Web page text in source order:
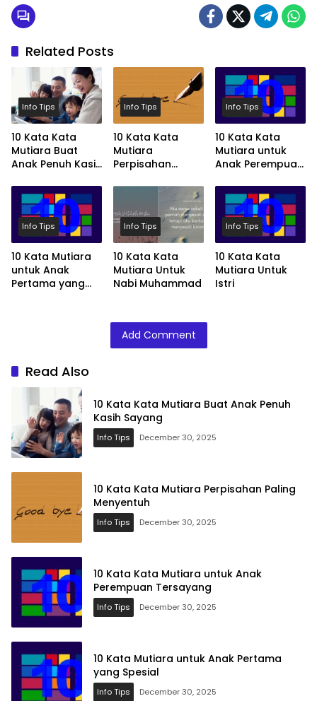
Related Posts
Info Tips
10 Kata Kata
Mutiara Buat
Anak Penuh Kasih
Info Tips
10 Kata Kata
Mutiara
Perpisahan
Info Tips
10 Kata Kata
Mutiara untuk
Anak Perempuan
Info Tips
10 Kata Mutiara
untuk Anak
Pertama yang
Info Tips
10 Kata Kata
Mutiara Untuk
Nabi Muhammad
Info Tips
10 Kata Kata
Mutiara Untuk
Istri
Add Comment
Read Also
10 Kata Kata Mutiara Buat Anak Penuh
Kasih Sayang
Info Tips December 30, 2025
10 Kata Kata Mutiara Perpisahan Paling
Menyentuh
Info Tips December 30, 2025
10 Kata Kata Mutiara untuk Anak
Perempuan Tersayang
Info Tips December 30, 2025
10 Kata Mutiara untuk Anak Pertama
yang Spesial
Info Tips December 30, 2025